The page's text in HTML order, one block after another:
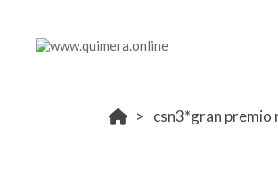
csn3*gran premio